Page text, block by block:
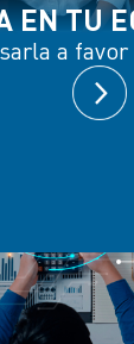
EN TU
a